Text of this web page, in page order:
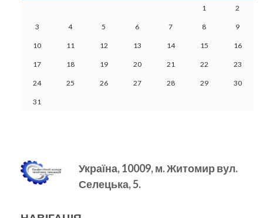
1 2
3 4 5 6 7 8 9
10 11 12 13 14 15 16
17 18 19 20 21 22 23
24 25 26 27 28 29 30
31
Україна, 10009, м.Житомир вул.
Селецька, 5.